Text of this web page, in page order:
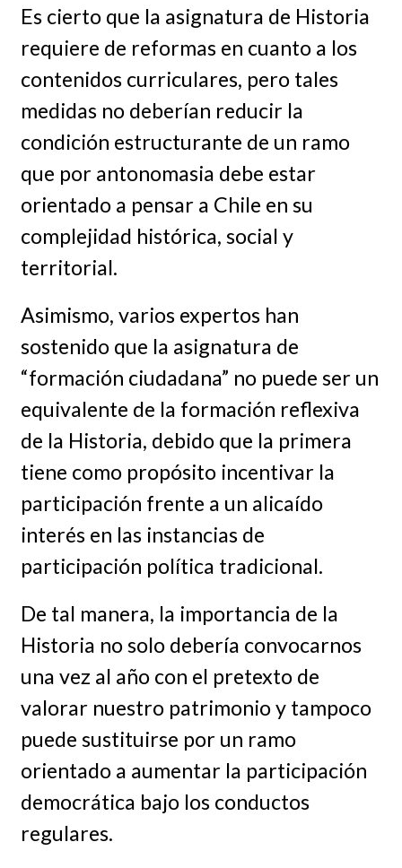
Es cierto que la asignatura de Historia
requiere de reformas en cuanto a los
contenidos curriculares, pero tales
medidas no deberían reducir la
condición estructurante de un ramo
que por antonomasia debe estar
orientado a pensar a Chile en su
complejidad histórica, social y
territorial.
Asimismo, varios expertos han
sostenido que la asignatura de
“formación ciudadana” no puede ser un
equivalente de la formación reflexiva
de la Historia, debido que la primera
tiene como propósito incentivar la
participación frente a un alicaído
interés en las instancias de
participación política tradicional.
De tal manera, la importancia de la
Historia no solo debería convocarnos
una vez al año con el pretexto de
valorar nuestro patrimonio y tampoco
puede sustituirse por un ramo
orientado a aumentar la participación
democrática bajo los conductos
regulares.